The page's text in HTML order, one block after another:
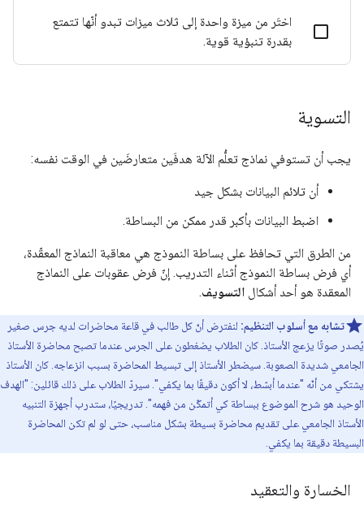
اختَر من ميزة واحدة إلى ثلاث ميزات تبدو أنّها تتمتع
بقدرة تنبؤية قوية.
التسوية
يجب أن تستوفي نماذج تعلُّم الآلة هدفَين متعارضَين في الوقت نفسه:
أن تلائم البيانات بشكل جيد
اضبط البيانات بأكبر قدر ممكن من البساطة.
من الطرق التي تحافظ على بساطة النموذج هي معاقبة النماذج المعقّدة،
أي فرض بساطة النموذج أثناء التدريب. إنّ فرض عقوبات على النماذج
المعقدة هو أحد أشكال التسويف.
تشابه مع أسلوب التنظيم: لنفترض أنّ كل طالب في قاعة محاضرات لديه جرس صغير
يُصدر صوتًا يزعج الأستاذ. كان الطلاب يضغطون على الجرس عندما تصبح محاضرة الأستاذ
الجامعي شديدة الصعوبة. سيضطر الأستاذ إلى تبسيط المحاضرة بسبب انزعاجه. كان الأستاذ
يشتكي من أنّه "عندما أبسّط، لا أكون دقيقًا بما يكفي". سيردّ الطلاب على ذلك قائلين: "الهدف
الوحيد هو شرح الموضوع ببساطة كي أتمكّن من فهمه". تدريجيًا، ستدرب أجهزة التنبيه
الأستاذ الجامعي على تقديم محاضرة بسيطة بشكل مناسب، حتى لو لم تكن المحاضرة
البسيطة دقيقة بما يكفي.
الخسارة والتعقيد